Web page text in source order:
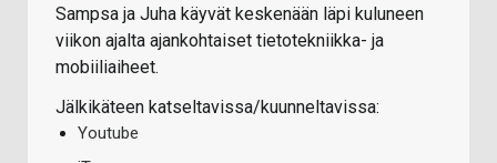
Sampsa ja Juha käyvät keskenään läpi kuluneen
viikon ajalta ajankohtaiset tietotekniikka- ja
mobiiliaiheet.
Jälkikäteen katseltavissa/kuunneltavissa:
Youtube